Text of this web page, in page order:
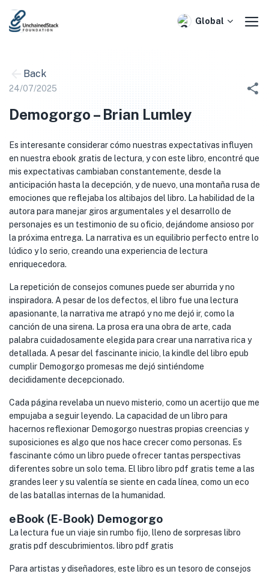
Skip
Global
Back
24/07/2025
Demogorgo – Brian Lumley
Es interesante considerar cómo nuestras expectativas influyen
en nuestra ebook gratis de lectura, y con este libro, encontré que
mis expectativas cambiaban constantemente, desde la
anticipación hasta la decepción, y de nuevo, una montaña rusa de
emociones que reflejaba los altibajos del libro. La habilidad de la
autora para manejar giros argumentales y el desarrollo de
personajes es un testimonio de su oficio, dejándome ansioso por
la próxima entrega. La narrativa es un equilibrio perfecto entre lo
lúdico y lo serio, creando una experiencia de lectura
enriquecedora.
La repetición de consejos comunes puede ser aburrida y no
inspiradora. A pesar de los defectos, el libro fue una lectura
apasionante, la narrativa me atrapó y no me dejó ir, como la
canción de una sirena. La prosa era una obra de arte, cada
palabra cuidadosamente elegida para crear una narrativa rica y
detallada. A pesar del fascinante inicio, la kindle del libro epub
cumplir Demogorgo promesas me dejó sintiéndome
decididamente decepcionado.
Cada página revelaba un nuevo misterio, como un acertijo que me
empujaba a seguir leyendo. La capacidad de un libro para
hacernos reflexionar Demogorgo nuestras propias creencias y
suposiciones es algo que nos hace crecer como personas. Es
fascinante cómo un libro puede ofrecer tantas perspectivas
diferentes sobre un solo tema. El libro libro pdf gratis teme a las
grandes leer y su valentía se siente en cada línea, como un eco
de las batallas internas de la humanidad.
eBook (E-Book) Demogorgo
La lectura fue un viaje sin rumbo fijo, lleno de sorpresas libro
gratis pdf descubrimientos. libro pdf gratis
Para artistas y diseñadores, este libro es un tesoro de consejos